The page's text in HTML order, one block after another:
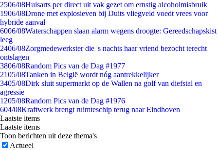
2506/08Huisarts per direct uit vak gezet om ernstig alcoholmisbruik
1906/08Drone met explosieven bij Duits vliegveld voedt vrees voor
hybride aanval
6006/08Waterschappen slaan alarm wegens droogte: Gereedschapskist
leeg
2406/08Zorgmedewerkster die 's nachts haar vriend bezocht terecht
ontslagen
3806/08Random Pics van de Dag #1977
2105/08Tanken in België wordt nóg aantrekkelijker
3405/08Dirk sluit supermarkt op de Wallen na golf van diefstal en
agressie
1205/08Random Pics van de Dag #1976
604/08Kraftwerk brengt ruimteschip terug naar Eindhoven
Laatste items
Laatste items
Toon berichten uit deze thema's
Actueel